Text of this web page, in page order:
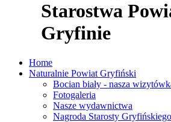
Home
Naturalnie Powiat Gryfiński
Bocian biały - nasza
Fotogaleria
Nasze wydawnictwa
Nagroda Starosty Gryfińskiego